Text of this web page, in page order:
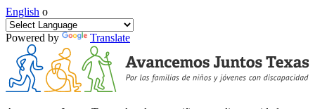
English o
Powered by Translate